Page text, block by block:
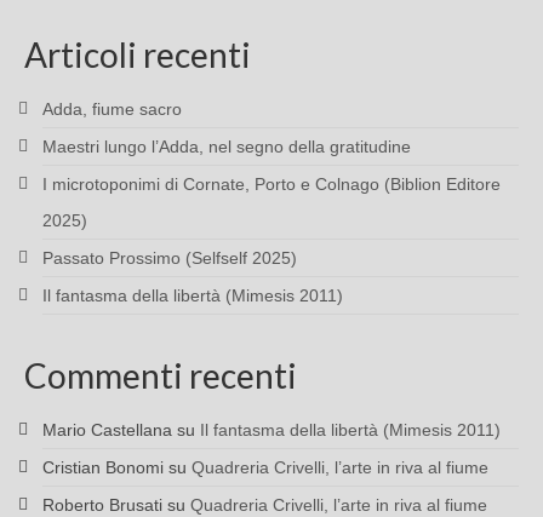
Articoli recenti
Adda, fiume sacro
Maestri lungo l’Adda, nel segno della gratitudine
I microtoponimi di Cornate, Porto e Colnago (Biblion Editore
2025)
Passato Prossimo (Selfself 2025)
Il fantasma della libertà (Mimesis 2011)
Commenti recenti
Mario Castellana su Il fantasma della libertà (Mimesis 2011)
Cristian Bonomi su Quadreria Crivelli, l’arte in riva al fiume
Roberto Brusati su Quadreria Crivelli, l’arte in riva al fiume